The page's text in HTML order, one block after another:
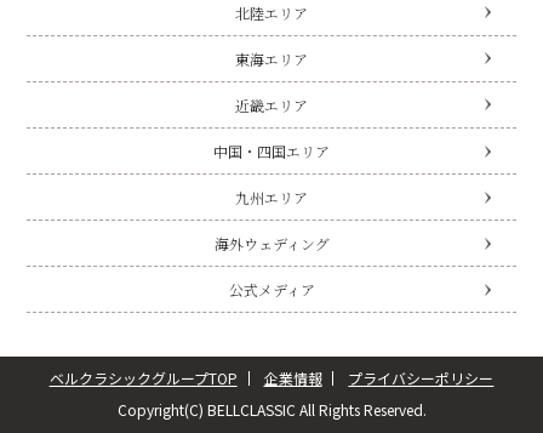
北陸エリア
東海エリア
近畿エリア
中国・四国エリア
九州エリア
海外ウェディング
公式メディア
ベルクラシックグループTOP 企業情報
プライバシーポリシー
Copyright(C) BELLCLASSIC All Rights Reserved.